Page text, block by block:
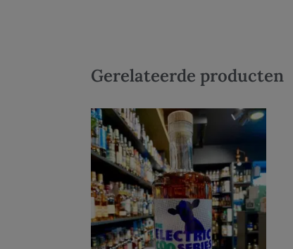
Gerelateerde producten